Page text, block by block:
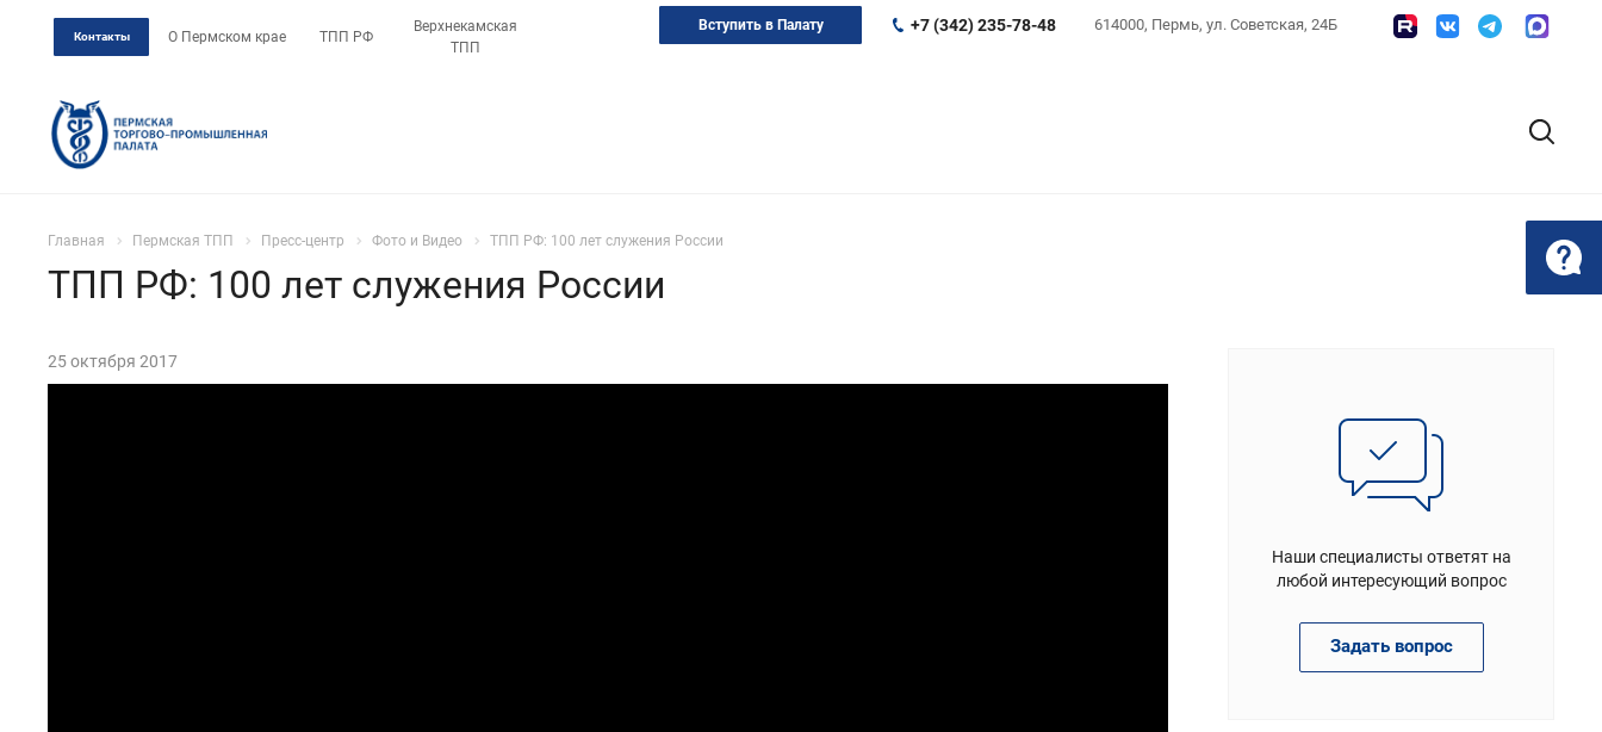
Контакты О Пермском крае ТПП РФ
Верхнекамская
ТПП
614000, Пермь, ул. Советская, 24Б
+7 (342) 235-78-48
Вступить в Палату
Главная Пермская ТПП Пресс-центр Фото и Видео ТПП РФ: 100 лет служения России
ТПП РФ: 100 лет служения России
25 октября 2017
Наши специалисты ответят на
любой интересующий вопрос
Задать вопрос